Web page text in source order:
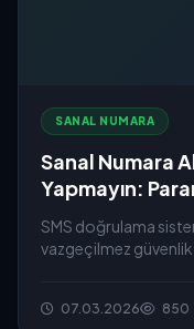
SANAL NUMARA
Sanal Numara
Yapmayın:
SMS doğrulama
vazgeçilmez güvenlik
07.03.2026 850